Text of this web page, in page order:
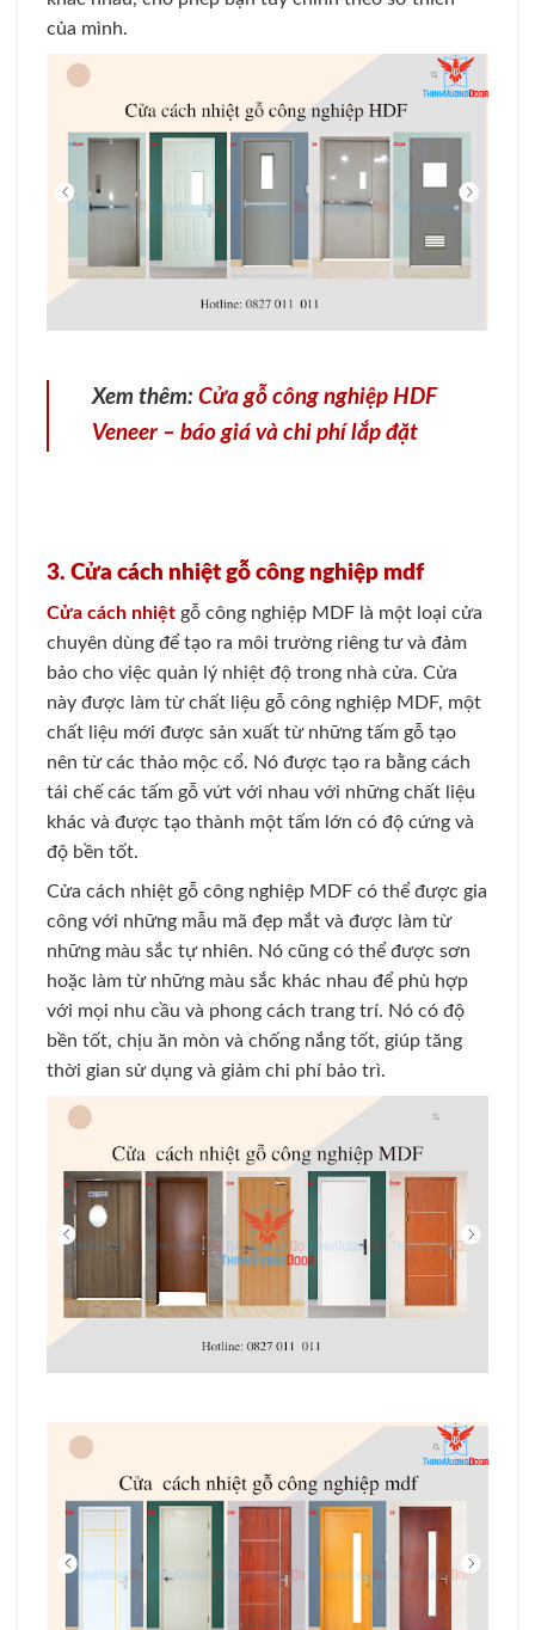
của mình.
Xem thêm: Cửa gỗ công nghiệp HDF
Veneer – báo giá và chi phí lắp đặt
3. Cửa cách nhiệt gỗ công nghiệp mdf
Cửa cách nhiệt gỗ công nghiệp MDF là một loại cửa
chuyên dùng để tạo ra môi trường riêng tư và đảm
bảo cho việc quản lý nhiệt độ trong nhà cửa. Cửa
này được làm từ chất liệu gỗ công nghiệp MDF, một
chất liệu mới được sản xuất từ những tấm gỗ tạo
nên từ các thảo mộc cổ. Nó được tạo ra bằng cách
tái chế các tấm gỗ vứt với nhau với những chất liệu
khác và được tạo thành một tấm lớn có độ cứng và
độ bền tốt.
Cửa cách nhiệt gỗ công nghiệp MDF có thể được gia
công với những mẫu mã đẹp mắt và được làm từ
những màu sắc tự nhiên. Nó cũng có thể được sơn
hoặc làm từ những màu sắc khác nhau để phù hợp
với mọi nhu cầu và phong cách trang trí. Nó có độ
bền tốt, chịu ăn mòn và chống nắng tốt, giúp tăng
thời gian sử dụng và giảm chi phí bảo trì.